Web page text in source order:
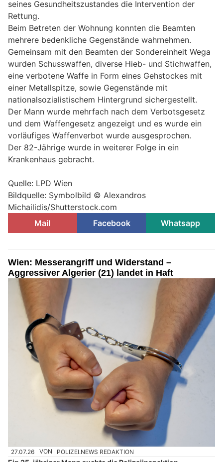
seines Gesundheitszustandes die Intervention der
Rettung.
Beim Betreten der Wohnung konnten die Beamten
mehrere bedenkliche Gegenstände wahrnehmen.
Gemeinsam mit den Beamten der Sondereinheit Wega
wurden Schusswaffen, diverse Hieb- und Stichwaffen,
eine verbotene Waffe in Form eines Gehstockes mit
einer Metallspitze, sowie Gegenstände mit
nationalsozialistischem Hintergrund sichergestellt.
Der Mann wurde mehrfach nach dem Verbotsgesetz
und dem Waffengesetz angezeigt und es wurde ein
vorläufiges Waffenverbot wurde ausgesprochen.
Der 82-Jährige wurde in weiterer Folge in ein
Krankenhaus gebracht.
Quelle: LPD Wien
Bildquelle: Symbolbild © Alexandros
Michailidis/Shutterstock.com
Mail
Facebook Whatsapp
Wien: Messerangriff und Widerstand –
Aggressiver Algerier (21) landet in Haft
27.07.26 VON POLIZEI.NEWS REDAKTION